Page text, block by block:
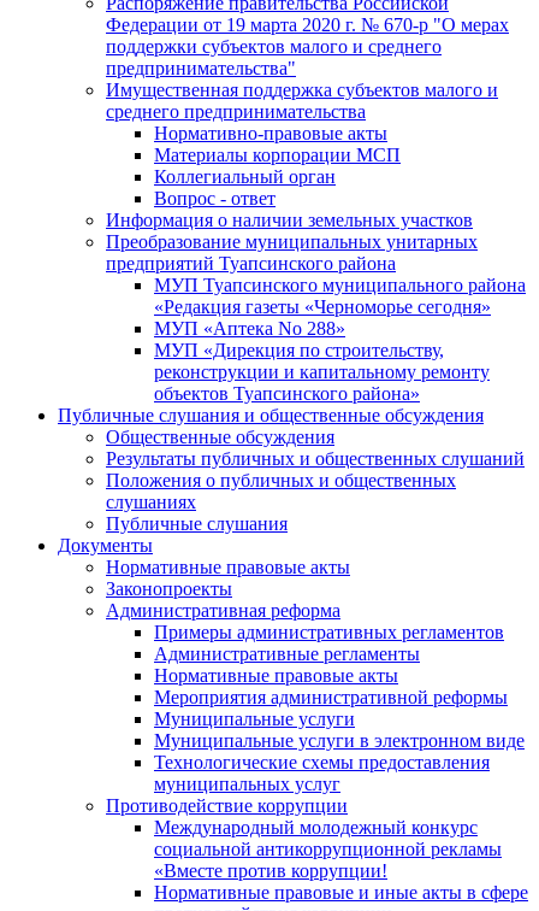
Федерации от 19 марта 2020 г. № 670-р "О мерах
поддержки субъектов малого и среднего
предпринимательства"
Имущественная поддержка субъектов малого и
среднего предпринимательства
Нормативно-правовые акты
Материалы корпорации МСП
Коллегиальный орган
Вопрос - ответ
Информация о наличии земельных участков
Преобразование муниципальных унитарных
предприятий Туапсинского района
МУП Туапсинского муниципального района
«Редакция газеты «Черноморье сегодня»
МУП «Аптека No 288»
МУП «Дирекция по строительству,
реконструкции и капитальному ремонту
объектов Туапсинского района»
Публичные слушания и общественные обсуждения
Общественные обсуждения
Результаты публичных и общественных слушаний
Положения о публичных и общественных
слушаниях
Публичные слушания
Документы
Нормативные правовые акты
Законопроекты
Административная реформа
Примеры административных регламентов
Административные регламенты
Нормативные правовые акты
Мероприятия административной реформы
Муниципальные услуги
Муниципальные услуги в электронном виде
Технологические схемы предоставления
муниципальных услуг
Противодействие коррупции
Международный молодежный конкурс
социальной антикоррупционной рекламы
«Вместе против коррупции!
Нормативные правовые и иные акты в сфере